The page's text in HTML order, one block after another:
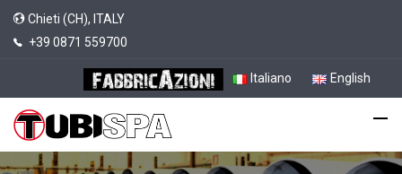
Chieti (CH), ITALY
+39 0871 559700
Italiano English